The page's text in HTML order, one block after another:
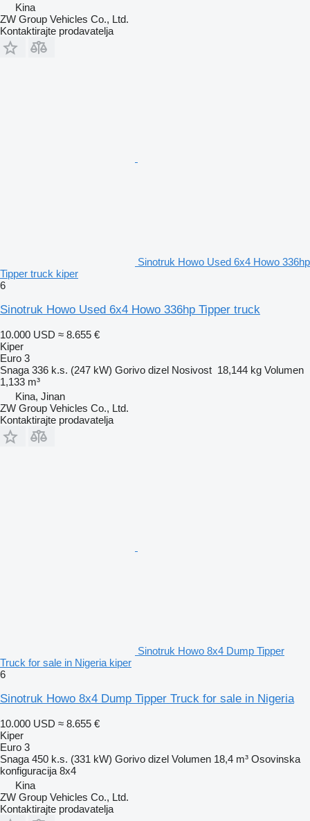
Kina
ZW Group Vehicles Co., Ltd.
Kontaktirajte prodavatelja
Sinotruk Howo Used 6x4 Howo 336hp
Tipper truck kiper
6
Sinotruk Howo Used 6x4 Howo 336hp Tipper truck
10.000 USD ≈ 8.655 €
Kiper
Euro 3
Snaga 336 k.s. (247 kW) Gorivo dizel Nosivost 18,144 kg Volumen
1,133 m³
Kina, Jinan
ZW Group Vehicles Co., Ltd.
Kontaktirajte prodavatelja
Sinotruk Howo 8x4 Dump Tipper
Truck for sale in Nigeria kiper
6
Sinotruk Howo 8x4 Dump Tipper Truck for sale in Nigeria
10.000 USD ≈ 8.655 €
Kiper
Euro 3
Snaga 450 k.s. (331 kW) Gorivo dizel Volumen 18,4 m³ Osovinska
konfiguracija 8x4
Kina
ZW Group Vehicles Co., Ltd.
Kontaktirajte prodavatelja